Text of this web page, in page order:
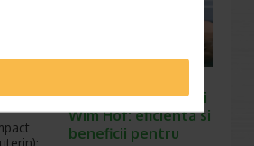
efectele respiratiei
Wim Hof: eficienta si
beneficii pentru